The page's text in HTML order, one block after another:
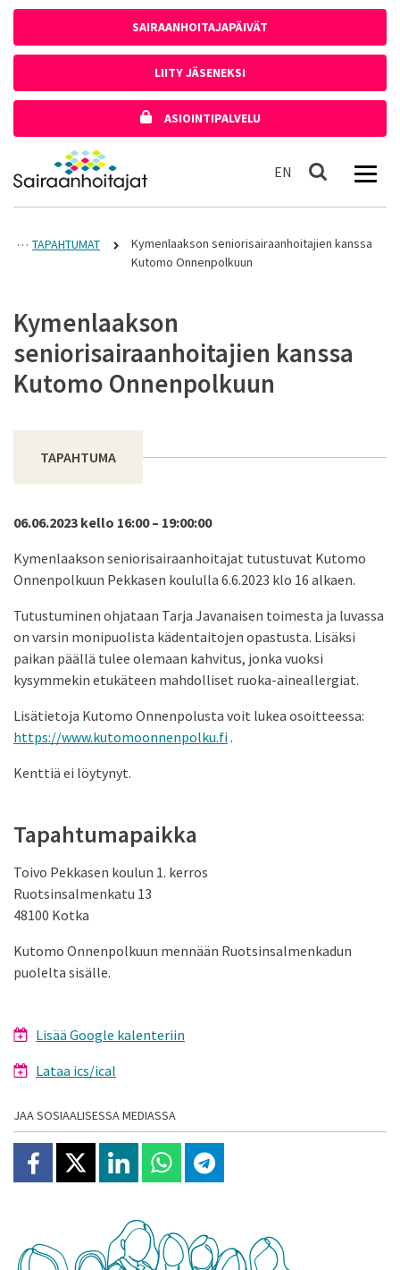
SAIRAANHOITAJAPÄIVÄT
LIITY JÄSENEKSI
ASIOINTIPALVELU
Etusivulle
EN In English
Haku
TAPAHTUMAT
Kymenlaakson seniorisairaanhoitajien kanssa
Kutomo Onnenpolkuun
Kymenlaakson
seniorisairaanhoitajien kanssa
Kutomo Onnenpolkuun
TAPAHTUMA
06.06.2023 kello 16:00 – 19:00:00
Kymenlaakson seniorisairaanhoitajat tutustuvat Kutomo
Onnenpolkuun Pekkasen koululla 6.6.2023 klo 16 alkaen.
Tutustuminen ohjataan Tarja Javanaisen toimesta ja luvassa
on varsin monipuolista kädentaitojen opastusta. Lisäksi
paikan päällä tulee olemaan kahvitus, jonka vuoksi
kysymmekin etukäteen mahdolliset ruoka-aineallergiat.
Lisätietoja Kutomo Onnenpolusta voit lukea osoitteessa:
https://www.kutomoonnenpolku.fi.
Kenttiä ei löytynyt.
Tapahtumapaikka
Toivo Pekkasen koulun 1. kerros
Ruotsinsalmenkatu 13
48100 Kotka
Kutomo Onnenpolkuun mennään Ruotsinsalmenkadun
puolelta sisälle.
Lisää Google kalenteriin
Lataa ics/ical
JAA SOSIAALISESSA MEDIASSA
Jaa Facebookissa
Jaa X:ssäJaa Linkedinissä
Jaa Whatsappissa
Jaa Telegramissa